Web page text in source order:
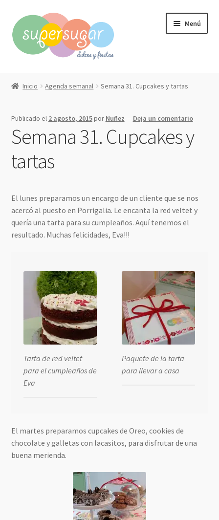
a
la
navegación
al
contenido
Menú
menú
hijo
Qué hacemos?
el
menú
Inicio Agenda semanal Semana 31. Cupcakes y tartas
Publicado el 2 agosto, 2015por Nuñez — Deja un comentario
Semana 31. Cupcakes y
tartas
El lunes preparamos un encargo de un cliente que se nos
acercó al puesto en Porrigalia. Le encanta la red veltet y
quería una tarta para su cumpleaños. Aquí tenemos el
resultado. Muchas felicidades, Eva!!!
Tarta de red veltet
para el cumpleaños de
Eva
Paquete de la tarta
para llevar a casa
El martes preparamos cupcakes de Oreo, cookies de
chocolate y galletas con lacasitos, para disfrutar de una
buena merienda.